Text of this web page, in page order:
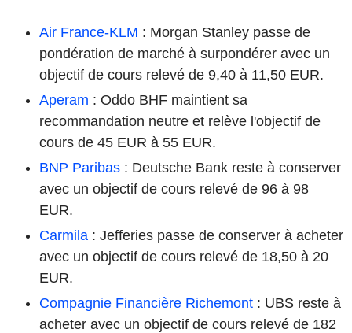
Air France-KLM : Morgan Stanley passe de
pondération de marché à surpondérer avec un
objectif de cours relevé de 9,40 à 11,50 EUR.
Aperam : Oddo BHF maintient sa
recommandation neutre et relève l'objectif de
cours de 45 EUR à 55 EUR.
BNP Paribas : Deutsche Bank reste à conserver
avec un objectif de cours relevé de 96 à 98
EUR.
Carmila : Jefferies passe de conserver à acheter
avec un objectif de cours relevé de 18,50 à 20
EUR.
Compagnie Financière Richemont : UBS reste à
acheter avec un objectif de cours relevé de 182